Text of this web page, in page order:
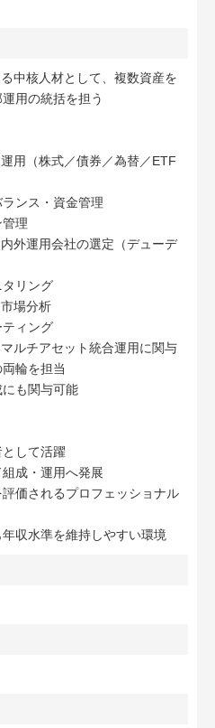
中核人材として、複数資産を
用の統括を担う
用（株式／債券／為替／ETF
ンス・資金管理
管理
外運用会社の選定（デューデ
タリング
場分析
ティング
ルチアセット統合運用に関与
輪を担当
にも関与可能
として活躍
成・運用へ発展
価されるプロフェッショナル
収水準を維持しやすい環境